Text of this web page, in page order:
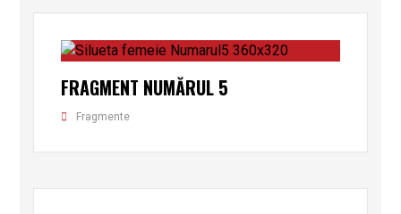
FRAGMENT NUMĂRUL 5
Fragmente